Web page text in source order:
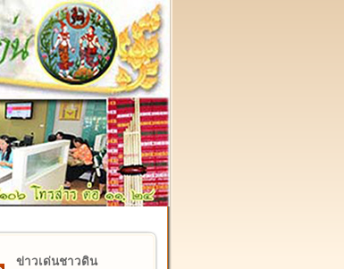
๑๗ กุมภาพันธ์ "วันคล้ายวันสถาปนากรมที่ดิน" ครบรอบ ๑๒
ข่าวเด่นชาวดิน